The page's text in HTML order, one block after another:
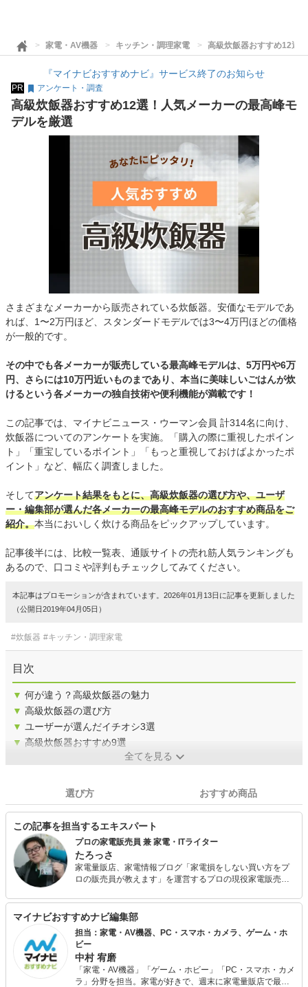
家電・AV機器 キッチン・調理家電 高級炊飯器おすすめ12選
『マイナビおすすめナビ』サービス終了のお知らせ
PR アンケート・調査
高級炊飯器おすすめ12選！人気メーカーの最高峰モ
デルを厳選
さまざまなメーカーから販売されている炊飯器。安価なモデルであ
れば、1〜2万円ほど、スタンダードモデルでは3〜4万円ほどの価格
が一般的です。
その中でも各メーカーが販売している最高峰モデルは、5万円や6万
円、さらには10万円近いものまであり、本当に美味しいごはんが炊
けるという各メーカーの独自技術や便利機能が満載です！
この記事では、マイナビニュース・ウーマン会員 計314名に向け、
炊飯器についてのアンケートを実施。「購入の際に重視したポイン
ト」「重宝しているポイント」「もっと重視しておけばよかったポ
イント」など、幅広く調査しました。
そしてアンケート結果をもとに、高級炊飯器の選び方や、ユーザ
ー・編集部が選んだ各メーカーの最高峰モデルのおすすめ商品をご
紹介。本当においしく炊ける商品をピックアップしています。
記事後半には、比較一覧表、通販サイトの売れ筋人気ランキングも
あるので、口コミや評判もチェックしてみてください。
本記事はプロモーションが含まれています。2026年01月13日に記事を更新しました
（公開日2019年04月05日）
#炊飯器 #キッチン・調理家電
目次
▼ 何が違う？高級炊飯器の魅力
▼ 高級炊飯器の選び方
▼ ユーザーが選んだイチオシ3選
▼ 高級炊飯器おすすめ9選
全てを見る
選び方 おすすめ商品
この記事を担当するエキスパート
プロの家電販売員 兼 家電・ITライター
たろっさ
家電量販店、家電情報ブログ「家電損をしない買い方をプ
ロの販売員が教えます」を運営するプロの現役家電販売
ルバイトを経てそのまま家電量販店の道へと進んで15年
弱。 個人で年間2億円を売り上げ、数々の法人内コンテス
ト等で表彰された経験を持っています。 家電アドバイザー
の資格を有し、家電と名の付く物全てに精通しています。
家電で分からないことはありません。 現在は家電ライター
の業務も通して「全ての人が平等に良い家電に巡り会える
機会の提供」に尽力しています。
マイナビおすすめナビ編集部
担当：家電・AV機器、PC・スマホ・カメラ、ゲーム・ホ
ビー
中村 宥磨
「家電・AV機器」「ゲーム・ホビー」「PC・スマホ・カメ
ラ」分野を担当。家電が好きで、週末に家電量販店で最新